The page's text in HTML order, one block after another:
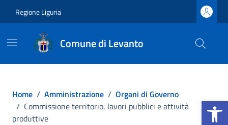
Apri la
Regione Liguria
Comune di Levanto
Home / Amministrazione / Organi di Governo
/ Commissione territorio, lavori pubblici e attività
produttive